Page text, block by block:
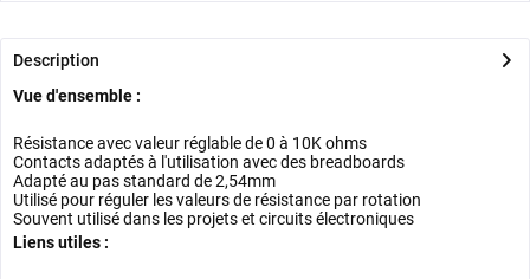
Description
Vue d'ensemble :
Résistance avec valeur réglable de 0 à 10K ohms
Contacts adaptés à l'utilisation avec des breadboards
Adapté au pas standard de 2,54mm
Utilisé pour réguler les valeurs de résistance par rotation
Souvent utilisé dans les projets et circuits électroniques
Liens utiles :